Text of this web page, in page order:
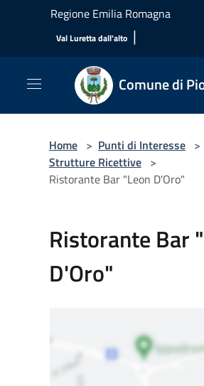
Salta al contenuto principale
Regione Emilia Romagna
Val Luretta dall'alto |
Comune di
Home > Punti di Interesse >
Strutture Ricettive >
Ristorante Bar "Leon D'Oro"
Ristorante Bar
D'Oro"